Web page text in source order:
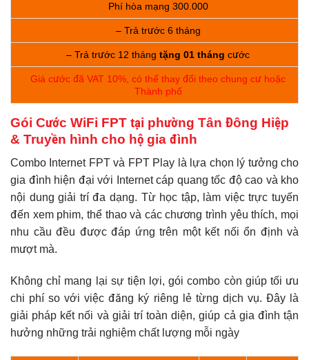
Phí hòa mạng 300.000
– Trả trước 6 tháng
– Trả trước 12 tháng tặng 01 tháng cước
Giá cước đã VAT 10%, có thể thay đổi theo chung cư hoặc
Thành phố
Gói Cước WiFi FPT tại phường Tân Đông Hiệp
& Truyền hình cho hộ gia đình
Combo Internet FPT và FPT Play là lựa chọn lý tưởng cho
gia đình hiện đại với Internet cáp quang tốc độ cao và kho
nội dung giải trí đa dạng. Từ học tập, làm việc trực tuyến
đến xem phim, thể thao và các chương trình yêu thích, mọi
nhu cầu đều được đáp ứng trên một kết nối ổn định và
mượt mà.
Không chỉ mang lại sự tiện lợi, gói combo còn giúp tối ưu
chi phí so với việc đăng ký riêng lẻ từng dịch vụ. Đây là
giải pháp kết nối và giải trí toàn diện, giúp cả gia đình tận
hưởng những trải nghiệm chất lượng mỗi ngày